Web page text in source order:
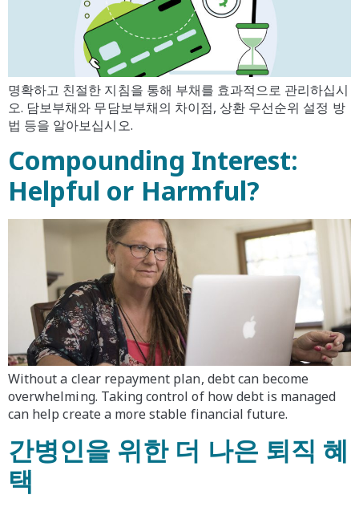
명확하고 친절한 지침을 통해 부채를 효과적으로 관리하십시
오. 담보부채와 무담보부채의 차이점, 상환 우선순위 설정 방
법 등을 알아보십시오.
Compounding Interest:
Helpful or Harmful?
Without a clear repayment plan, debt can become
overwhelming. Taking control of how debt is managed
can help create a more stable financial future.
간병인을 위한 더 나은 퇴직 혜
택